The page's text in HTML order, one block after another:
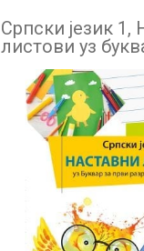
Српски језик 1,
листови уз
разред